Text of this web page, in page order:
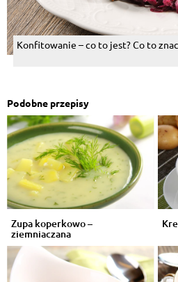
Konfitowanie – co to jest? Co to
Podobne przepisy
Zupa koperkowo –
ziemniaczana